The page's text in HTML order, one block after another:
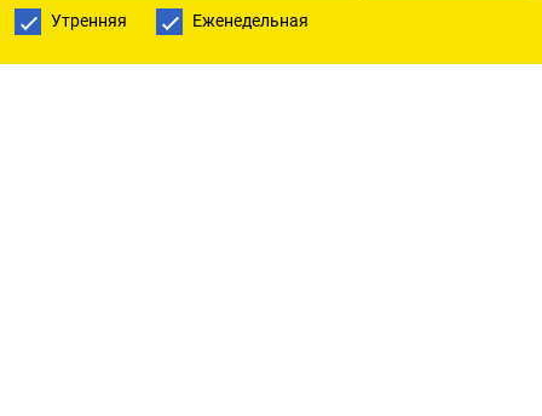
Утренняя Еженедельная